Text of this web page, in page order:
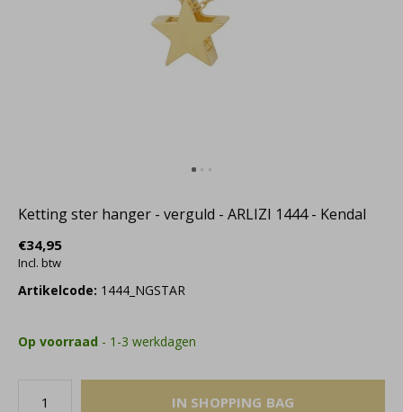
Ketting ster hanger - verguld - ARLIZI 1444 - Kendal
€34,95
Incl. btw
Artikelcode: 1444_NGSTAR
Op voorraad - 1-3 werkdagen
IN SHOPPING BAG